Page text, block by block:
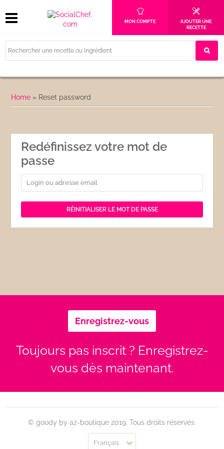
MON COMPTE
AJOUTER UNE
RECETTE
Home » Reset password
Redéfinissez votre mot de
passe
Enregistrez-vous
Toujours pas inscrit ? Enregistrez-
vous dès maintenant.
© goody by az-boutique 2019. Tous droits réservés.
Français